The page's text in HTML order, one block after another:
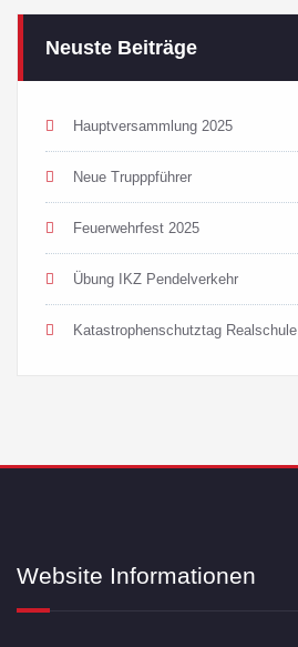
Neuste Beiträge
Hauptversammlung 2025
Neue Trupppführer
Feuerwehrfest 2025
Übung IKZ Pendelverkehr
Katastrophenschutztag Realschule
Website Informationen